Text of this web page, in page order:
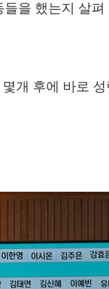
을 했는지 살펴
개 후에 바로